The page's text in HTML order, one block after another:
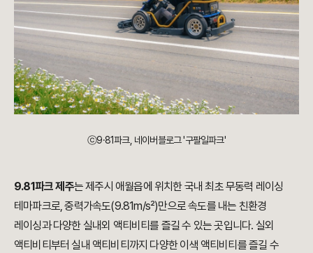
ⓒ9·81파크, 네이버블로그 '구팔일파크'
9.81파크 제주는 제주시 애월읍에 위치한 국내 최초 무동력 레이싱
테마파크로, 중력가속도(9.81m/s²)만으로 속도를 내는 친환경
레이싱과 다양한 실내외 액티비티를 즐길 수 있는 곳입니다. 실외
액티비티부터 실내 액티비티까지 다양한 이색 액티비티를 즐길 수